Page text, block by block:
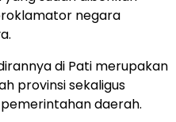
negara
di Pati merupakan
provinsi sekaligus
daerah.